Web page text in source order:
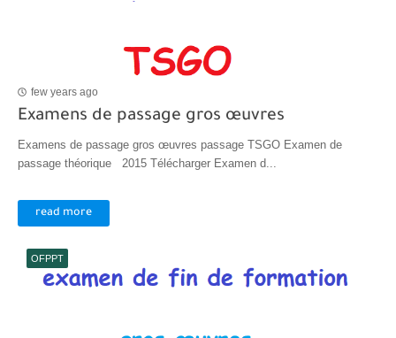
few years ago
Examens de passage gros œuvres
Examens de passage gros œuvres passage TSGO Examen de
passage théorique 2015 Télécharger Examen d...
read more
OFPPT